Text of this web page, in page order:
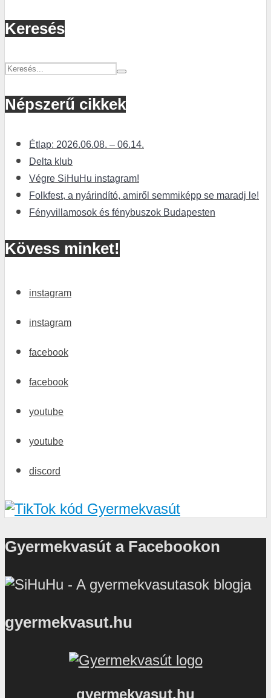
Keresés
Népszerű cikkek
Étlap: 2026.06.08. – 06.14.
Delta klub
Végre SiHuHu instagram!
Folkfest, a nyárindító, amiről semmiképp se maradj le!
Fényvillamosok és fénybuszok Budapesten
Kövess minket!
instagram
instagram
facebook
facebook
youtube
youtube
discord
Gyermekvasút a Facebookon
gyermekvasut.hu
gyermekvasut.hu